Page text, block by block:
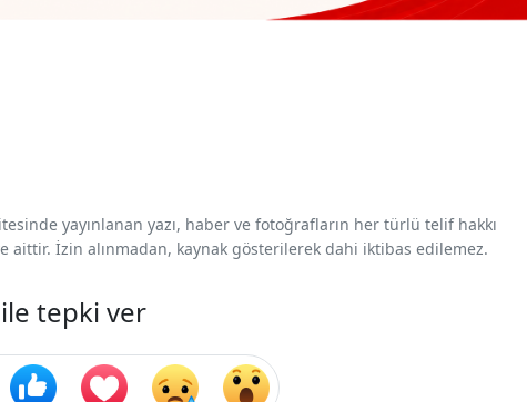
yayınlanan yazı, haber ve fotoğrafların her türlü telif hakkı
aittir. İzin alınmadan, kaynak gösterilerek dahi iktibas edilemez.
tepki ver